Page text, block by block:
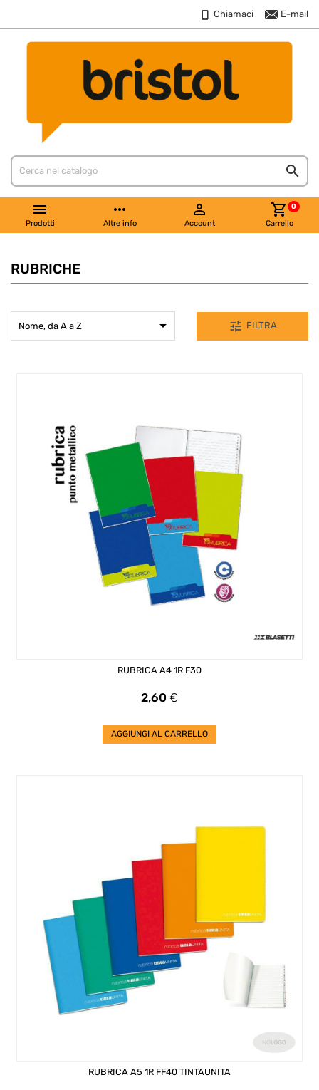
Chiamaci E-mail


Prodotti
more_horiz
Altre info

Account
shopping_cart 0
Carrello
RUBRICHE
Nome, da A a Z  tune FILTRA
RUBRICA A4 1R F30
Prezzo
2,60 €
AGGIUNGI AL CARRELLO
RUBRICA A5 1R FF40 TINTAUNITA